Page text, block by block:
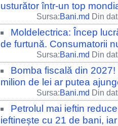
usturător într-un top
Sursa:Bani.md Din
Moldelectrica: Încep
de furtună. Consumatorii
Sursa:Bani.md Din
Bomba fiscală din
milion de lei ar putea
Sursa:Bani.md Din
Petrolul mai ieftin
ieftinește cu 21 de bani,